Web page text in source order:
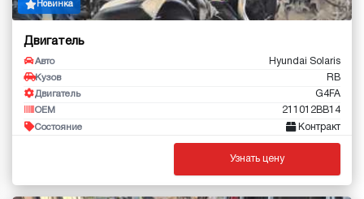
Новинка
Двигатель
Авто Hyundai Solaris
Кузов RB
Двигатель G4FA
OEM 211012BB14
Состояние Контракт
Узнать цену